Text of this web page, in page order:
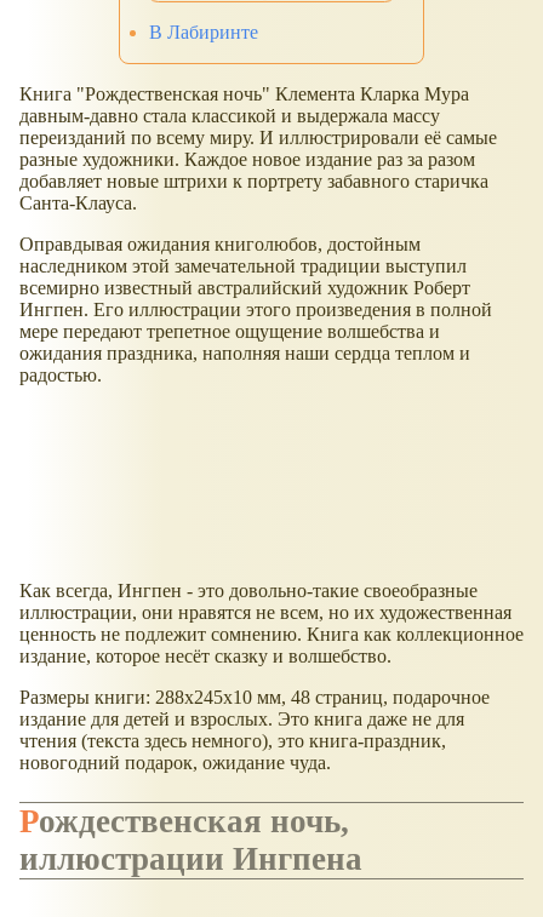
В Лабиринте
Книга "Рождественская ночь" Клемента Кларка Мура
давным-давно стала классикой и выдержала массу
переизданий по всему миру. И иллюстрировали её самые
разные художники. Каждое новое издание раз за разом
добавляет новые штрихи к портрету забавного старичка
Санта-Клауса.
Оправдывая ожидания книголюбов, достойным
наследником этой замечательной традиции выступил
всемирно известный австралийский художник Роберт
Ингпен. Его иллюстрации этого произведения в полной
мере передают трепетное ощущение волшебства и
ожидания праздника, наполняя наши сердца теплом и
радостью.
Как всегда, Ингпен - это довольно-такие своеобразные
иллюстрации, они нравятся не всем, но их художественная
ценность не подлежит сомнению. Книга как коллекционное
издание, которое несёт сказку и волшебство.
Размеры книги: 288x245x10 мм, 48 страниц, подарочное
издание для детей и взрослых. Это книга даже не для
чтения (текста здесь немного), это книга-праздник,
новогодний подарок, ожидание чуда.
Рождественская ночь,
иллюстрации Ингпена